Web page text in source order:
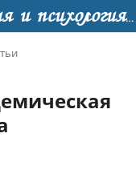
Соционика, ментология и психология личности